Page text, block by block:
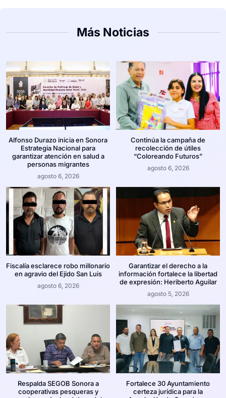
Más Noticias
Alfonso Durazo inicia en Sonora
Estrategia Nacional para
garantizar atención en salud a
personas migrantes
agosto 6, 2026
Continúa la campaña de
recolección de útiles
“Coloreando Futuros”
agosto 6, 2026
Fiscalía esclarece robo millonario
en agravio del Ejido San Luis
agosto 6, 2026
Garantizar el derecho a la
información fortalece la libertad
de expresión: Heriberto Aguilar
agosto 5, 2026
Respalda SEGOB Sonora a
cooperativas pesqueras y
Fortalece 30 Ayuntamiento
certeza jurídica para la